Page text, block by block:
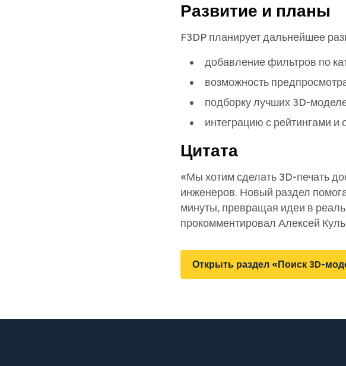
Развитие и планы
F3DP планирует дальнейшее
добавление фильтров по
возможность
подборку лучших 3D-
интеграцию с рейтингами и
Цитата
«Мы хотим сделать 3D-печать
инженеров. Новый раздел
минуты, превращая идеи в
прокомментировал Алексей
Открыть раздел «Поиск 3D-